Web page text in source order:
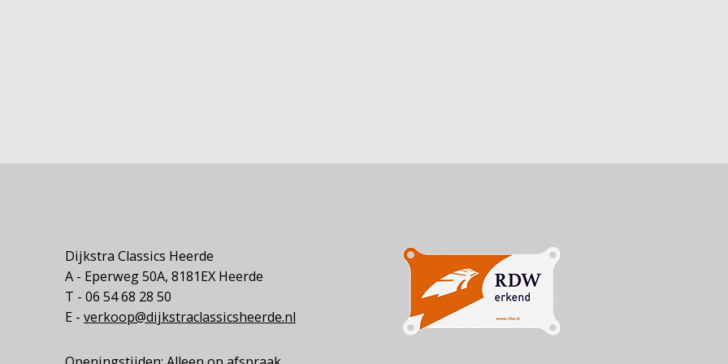
Dijkstra Classics Heerde
A - Eperweg 50A, 8181EX Heerde
T - 06 54 68 28 50
E - verkoop@dijkstraclassicsheerde.nl